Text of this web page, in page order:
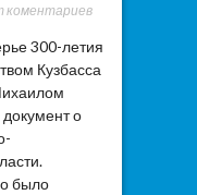
коментариев
300-летия
Кузбасса
о
было